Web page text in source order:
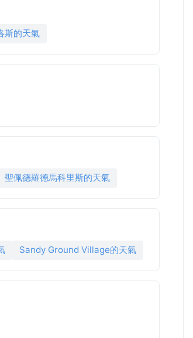
斯的天氣
聖佩德羅德馬科里斯的天氣
Sandy Ground Village的天氣